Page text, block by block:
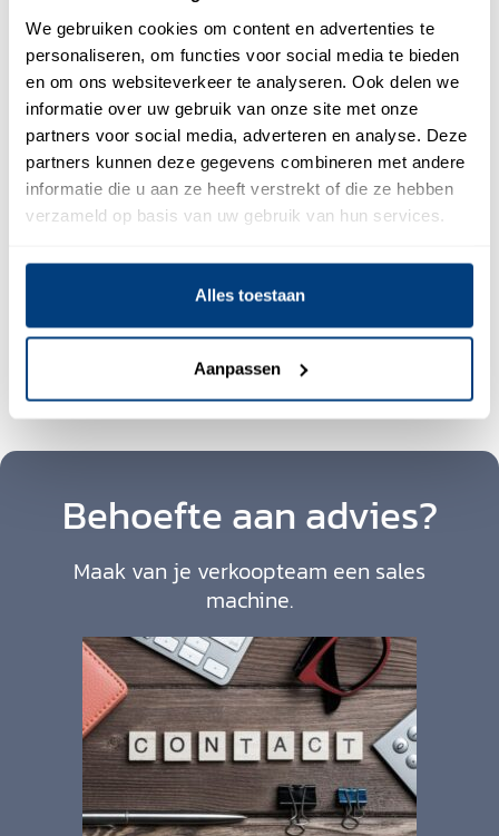
We gebruiken cookies om content en advertenties te
personaliseren, om functies voor social media te bieden
en om ons websiteverkeer te analyseren. Ook delen we
informatie over uw gebruik van onze site met onze
partners voor social media, adverteren en analyse. Deze
partners kunnen deze gegevens combineren met andere
informatie die u aan ze heeft verstrekt of die ze hebben
verzameld op basis van uw gebruik van hun services.
Alles toestaan
Aanpassen
Behoefte aan advies?
Maak van je verkoopteam een sales
machine.
Er zijn geen vakantiemomenten in sales tenzij u geen
activiteit meer heeft. Van 1 januari tot en met 31
december moet uw sales ondersteuning optimaal zijn.
Denk aan lead generatie, up- en cross selling,
klantentevredenheid, contactgegevens verifiëren,
klantenrelaties versterken, productaanbod verbeteren,
analyse van de markt en de concullega’s, aanpassen van
de sales methode en sales opleidingen.